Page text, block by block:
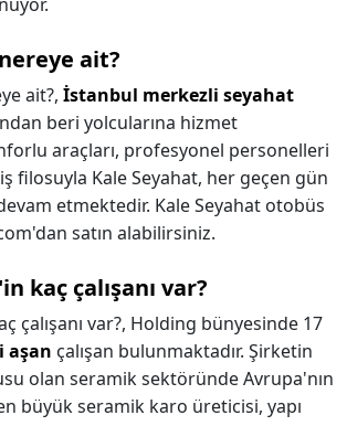
ait?
ait?, İstanbul merkezli seyahat
beri yolcularına hizmet
araçları, profesyonel personelleri
filosuyla Kale Seyahat, her geçen gün
etmektedir. Kale Seyahat otobüs
satın alabilirsiniz.
kaç çalışanı var?
çalışanı var?, Holding bünyesinde 17
aşan çalışan bulunmaktadır. Şirketin
olan seramik sektöründe Avrupa'nın
büyük seramik karo üreticisi, yapı